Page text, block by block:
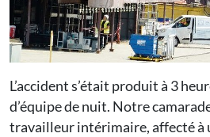
L’accident s’était produit à 3
d’équipe de nuit. Notre
travailleur intérimaire, affecté à